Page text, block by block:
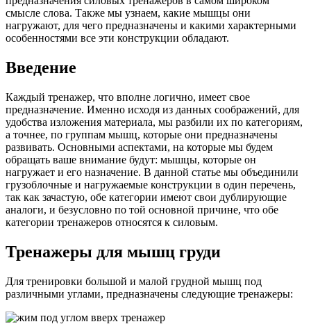
смысле слова. Также мы узнаем, какие мышцы они
нагружают, для чего предназначены и какими характерными
особенностями все эти конструкции обладают.
Введение
Каждый тренажер, что вполне логично, имеет свое
предназначение. Именно исходя из данных соображений, для
удобства изложения материала, мы разбили их по категориям,
а точнее, по группам мышц, которые они предназначены
развивать. Основными аспектами, на которые мы будем
обращать ваше внимание будут: мышцы, которые он
нагружает и его назначение. В данной статье мы объединили
грузоблочные и нагружаемые конструкции в один перечень,
так как зачастую, обе категории имеют свои дублирующие
аналоги, и безусловно по той основной причине, что обе
категории тренажеров относятся к силовым.
Тренажеры для мышц груди
Для тренировки большой и малой грудной мышц под
различными углами, предназначены следующие тренажеры: